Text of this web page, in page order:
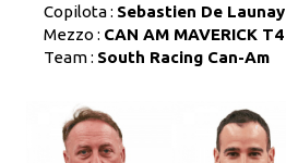
Copilota : Sebastien De Launay
Mezzo : CAN AM MAVERICK T4
Team : South Racing Can-Am